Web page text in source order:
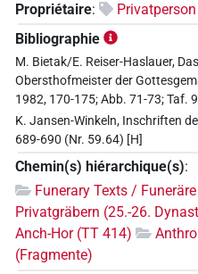
Propriétaire:
Privatperson
Bibliographie
M. Bietak/E. Reiser-Haslauer,
Obersthofmeister der
1982, 170-175; Abb. 71-73; Taf.
K. Jansen-Winkeln, Inschriften
689-690 (Nr. 59.64) [H]
Chemin(s) hiérarchique(s):
Funerary Texts /
Privatgräbern (25.-26.
Anch-Hor (TT 414)
(Fragmente)